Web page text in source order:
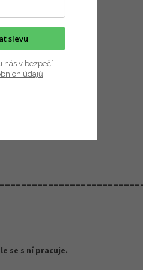
se s ní pracuje.
slevu
nás v bezpečí.
údajů